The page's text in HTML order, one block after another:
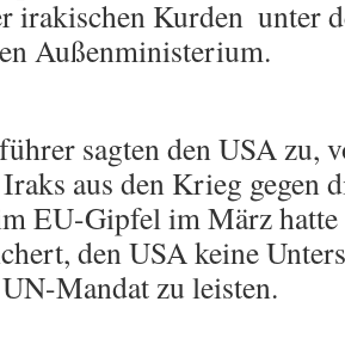
irakischen Kurden  unter
Außenministerium.
sagten den USA zu,
aus den Krieg gegen
EU-Gipfel im März hatte
den USA keine
Mandat zu leisten.